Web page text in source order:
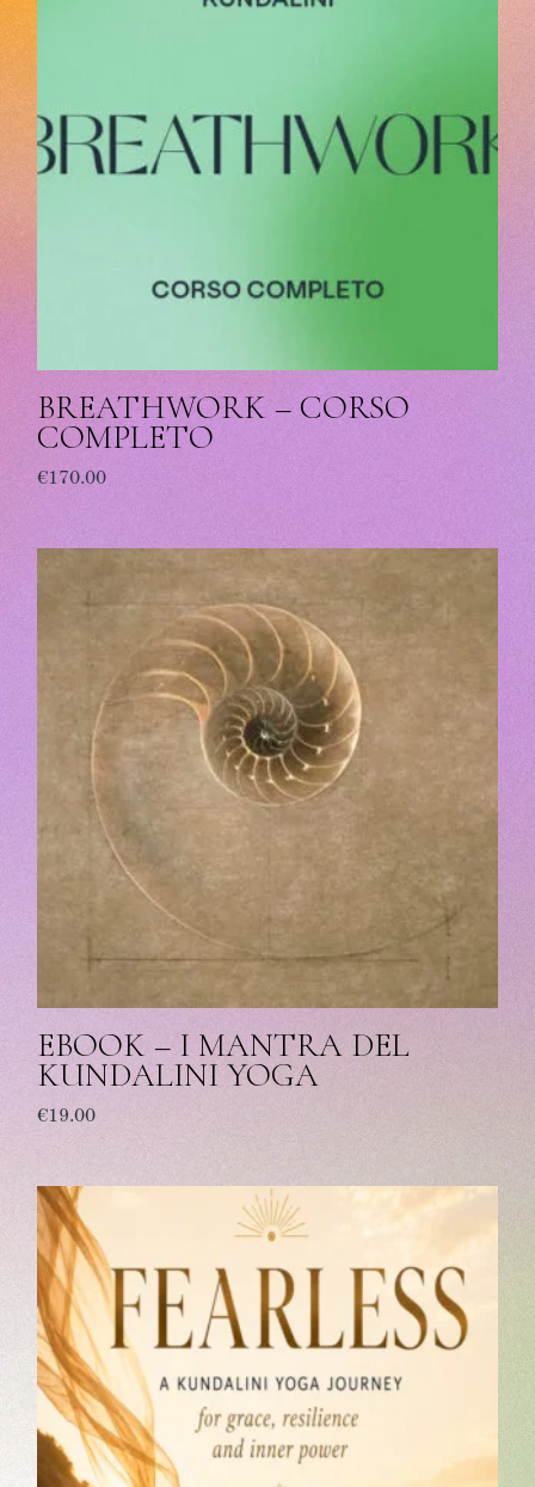
BREATHWORK – CORSO
COMPLETO
€170.00
EBOOK – I MANTRA DEL
KUNDALINI YOGA
€19.00